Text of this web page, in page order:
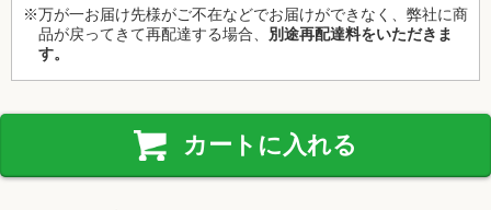
※万が一お届け先様がご不在などでお届けができなく、弊社に商
品が戻ってきて再配達する場合、 別途再配達料をいただきま
す。
カートに入れる